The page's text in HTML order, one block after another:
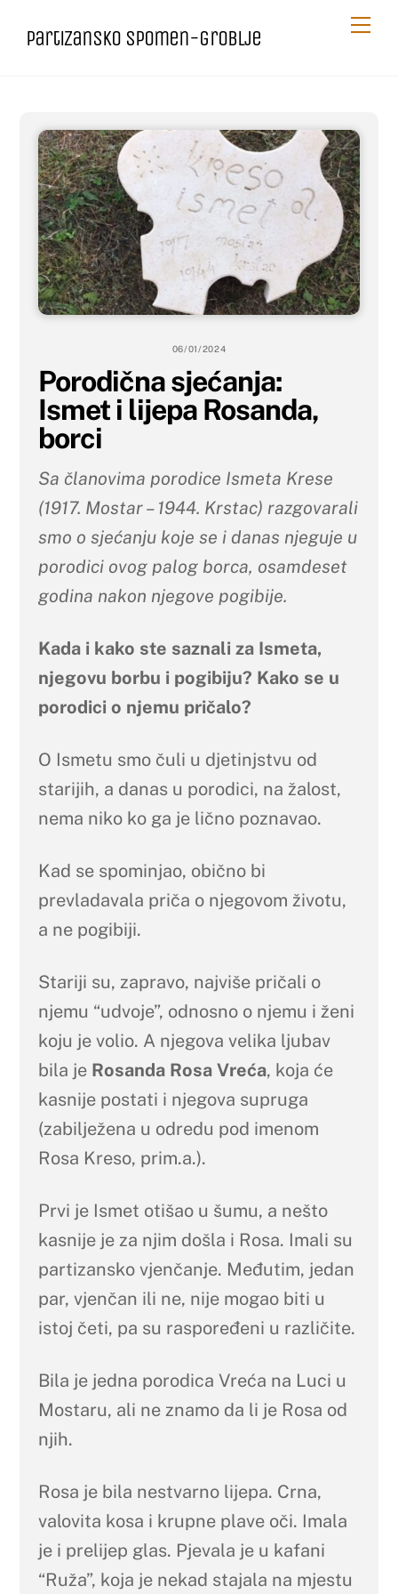
Partizansko spomen-groblje
06/01/2024
Porodična sjećanja:
Ismet i lijepa Rosanda,
borci
Sa članovima porodice Ismeta Krese
(1917. Mostar – 1944. Krstac) razgovarali
smo o sjećanju koje se i danas njeguje u
porodici ovog palog borca, osamdeset
godina nakon njegove pogibije.
Kada i kako ste saznali za Ismeta,
njegovu borbu i pogibiju? Kako se u
porodici o njemu pričalo?
O Ismetu smo čuli u djetinjstvu od
starijih, a danas u porodici, na žalost,
nema niko ko ga je lično poznavao.
Kad se spominjao, obično bi
prevladavala priča o njegovom životu,
a ne pogibiji.
Stariji su, zapravo, najviše pričali o
njemu “udvoje”, odnosno o njemu i ženi
koju je volio. A njegova velika ljubav
bila je Rosanda Rosa Vreća, koja će
kasnije postati i njegova supruga
(zabilježena u odredu pod imenom
Rosa Kreso, prim.a.).
Prvi je Ismet otišao u šumu, a nešto
kasnije je za njim došla i Rosa. Imali su
partizansko vjenčanje. Međutim, jedan
par, vjenčan ili ne, nije mogao biti u
istoj četi, pa su raspoređeni u različite.
Bila je jedna porodica Vreća na Luci u
Mostaru, ali ne znamo da li je Rosa od
njih.
Rosa je bila nestvarno lijepa. Crna,
valovita kosa i krupne plave oči. Imala
je i prelijep glas. Pjevala je u kafani
“Ruža”, koja je nekad stajala na mjestu